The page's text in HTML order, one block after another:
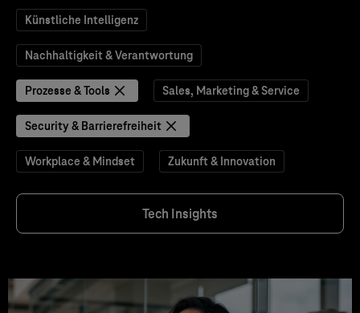
Künstliche Intelligenz
Nachhaltigkeit & Verantwortung
Prozesse & Tools Sales, Marketing & Service
Security & Barrierefreiheit
Workplace & Mindset Zukunft & Innovation
Tech Insights